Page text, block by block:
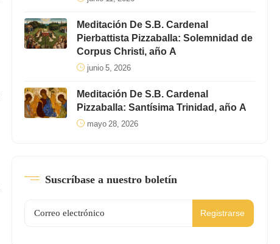
Meditación De S.B. Cardenal
Pierbattista Pizzaballa: Solemnidad de
Corpus Christi, año A
junio 5, 2026
Meditación De S.B. Cardenal
Pizzaballa: Santísima Trinidad, año A
mayo 28, 2026
Suscríbase a nuestro boletín
Registrarse